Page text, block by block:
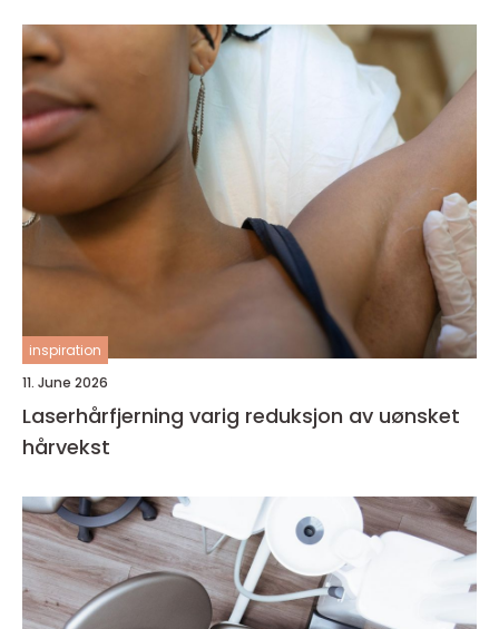
inspiration
11. June 2026
Laserhårfjerning varig reduksjon av uønsket
hårvekst